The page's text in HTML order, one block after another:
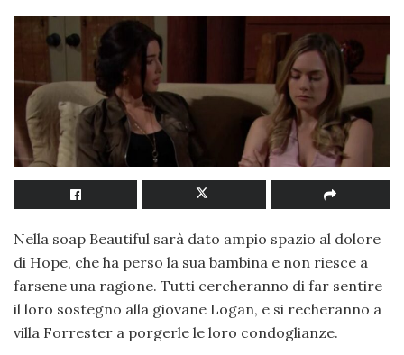
Nella soap Beautiful sarà dato ampio spazio al dolore
di Hope, che ha perso la sua bambina e non riesce a
farsene una ragione. Tutti cercheranno di far sentire
il loro sostegno alla giovane Logan, e si recheranno a
villa Forrester a porgerle le loro condoglianze.